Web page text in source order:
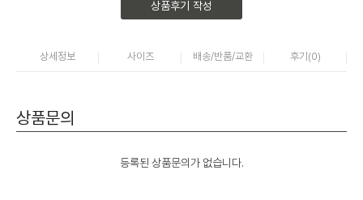
상품후기 작성
상세정보 사이즈 배송/반품/교환 후기(0)
상품문의
등록된 상품문의가 없습니다.